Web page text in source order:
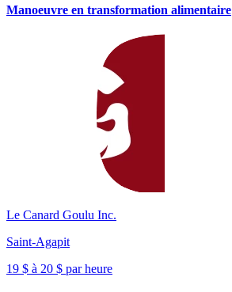
Manoeuvre en transformation alimentaire
Le Canard Goulu Inc.
Saint-Agapit
19 $ à 20 $ par heure